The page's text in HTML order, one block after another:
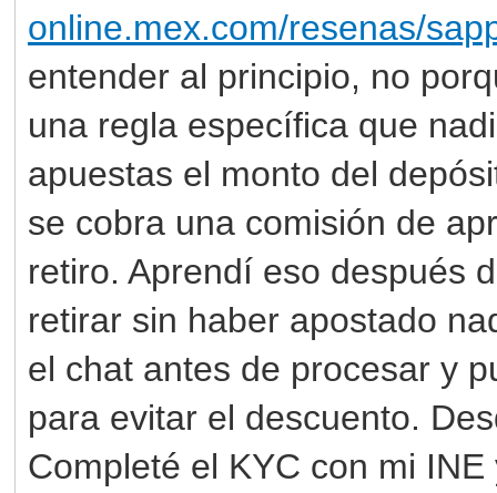
online.mex.com/resenas/
entender al principio, no
una regla específica que
apuestas el monto del
se cobra una comisión de
retiro. Aprendí eso después
retirar sin haber apostado
el chat antes de procesar y
para evitar el descuento.
Completé el KYC con mi